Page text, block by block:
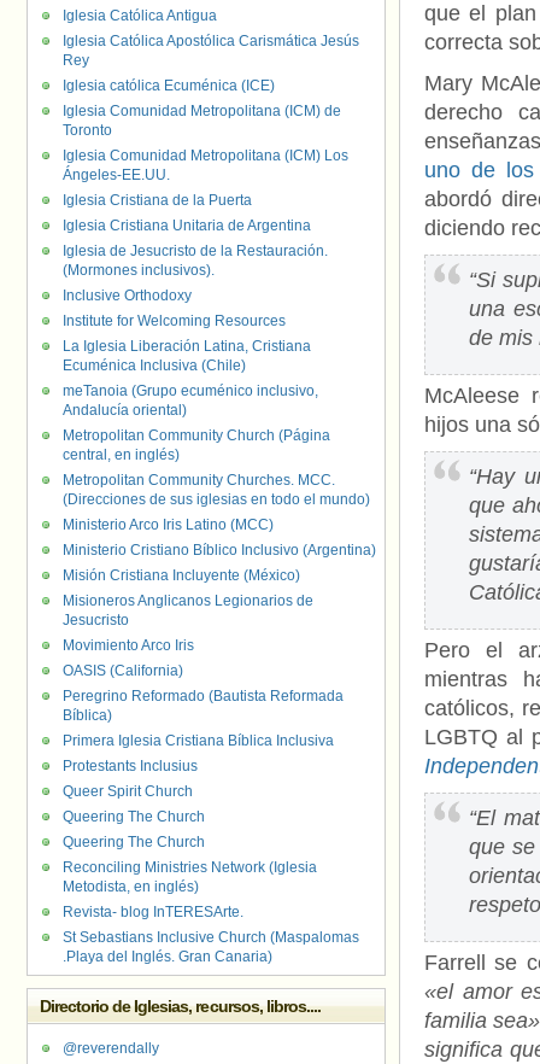
que el
correcta
Mary
derecho
uno de
abordó
diciendo
“Si
una
de mis
McAleese
hijos una
“Hay
que
Pero el
mientras
católicos,
LGBTQ al
“El
que
Farrell se
«el amor
familia sea»
significa
Iglesia Católica Antigua
Iglesia Católica Apostólica Carismática Jesús
Rey
Iglesia católica Ecuménica (ICE)
Iglesia Comunidad Metropolitana (ICM) de
Toronto
Iglesia Comunidad Metropolitana (ICM) Los
Ángeles-EE.UU.
Iglesia Cristiana de la Puerta
Iglesia Cristiana Unitaria de Argentina
Iglesia de Jesucristo de la Restauración.
(Mormones inclusivos).
Inclusive Orthodoxy
Institute for Welcoming Resources
La Iglesia Liberación Latina, Cristiana
Ecuménica Inclusiva (Chile)
meTanoia (Grupo ecuménico inclusivo,
Andalucía oriental)
Metropolitan Community Church (Página
central, en inglés)
Metropolitan Community Churches. MCC.
(Direcciones de sus iglesias en todo el mundo)
Ministerio Arco Iris Latino (MCC)
Ministerio Cristiano Bíblico Inclusivo (Argentina)
Misión Cristiana Incluyente (México)
Misioneros Anglicanos Legionarios de
Jesucristo
Movimiento Arco Iris
OASIS (California)
Peregrino Reformado (Bautista Reformada
Bíblica)
Primera Iglesia Cristiana Bíblica Inclusiva
Protestants Inclusius
Queer Spirit Church
Queering The Church
Queering The Church
Reconciling Ministries Network (Iglesia
Metodista, en inglés)
Revista- blog InTERESArte.
St Sebastians Inclusive Church (Maspalomas
.Playa del Inglés. Gran Canaria)
Directorio de Iglesias, recursos, libros....
@reverendally